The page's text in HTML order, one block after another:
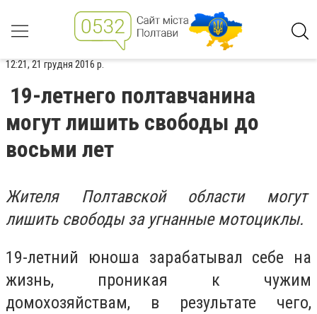
12:21, 21 грудня 2016 р.
19-летнего полтавчанина
могут лишить свободы до
восьми лет
Жителя Полтавской области могут
лишить свободы за угнанные мотоциклы.
19-летний юноша зарабатывал себе на
жизнь, проникая к чужим
домохозяйствам, в результате чего,